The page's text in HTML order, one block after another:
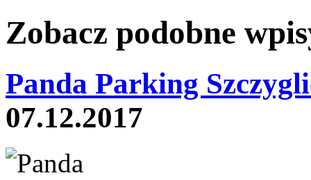
Zobacz podobne
Panda Parking
07.12.2017